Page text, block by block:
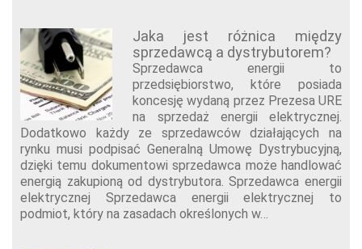
Jaka jest różnica między
sprzedawcą a dystrybutorem?
Sprzedawca energii to
przedsiębiorstwo, które posiada
koncesję wydaną przez Prezesa URE
na sprzedaż energii elektrycznej.
Dodatkowo każdy ze sprzedawców działających na
rynku musi podpisać Generalną Umowę Dystrybucyjną,
dzięki temu dokumentowi sprzedawca może handlować
energią zakupioną od dystrybutora. Sprzedawca energii
elektrycznej Sprzedawca energii elektrycznej to
podmiot, który na zasadach określonych w…